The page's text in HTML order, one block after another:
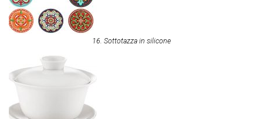
16. Sottotazza in silicone